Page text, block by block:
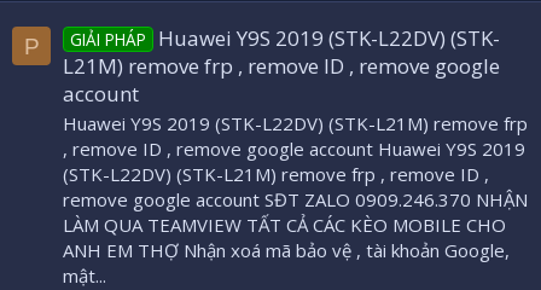
P GIẢI PHÁP
Huawei Y9S 2019 (STK-L22DV) (STK-
L21M) remove frp , remove ID , remove google
account
Huawei Y9S 2019 (STK-L22DV) (STK-L21M) remove frp
, remove ID , remove google account Huawei Y9S 2019
(STK-L22DV) (STK-L21M) remove frp , remove ID ,
remove google account SĐT ZALO 0909.246.370 NHẬN
LÀM QUA TEAMVIEW TẤT CẢ CÁC KÈO MOBILE CHO
ANH EM THỢ Nhận xoá mã bảo vệ , tài khoản Google,
mật...